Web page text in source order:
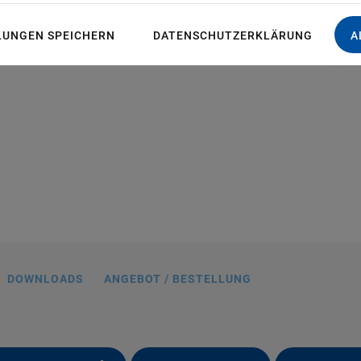
SPEICHERN DATENSCHUTZERKLÄRUNG
DOWNLOADS ANGEBOT / BESTELLUNG